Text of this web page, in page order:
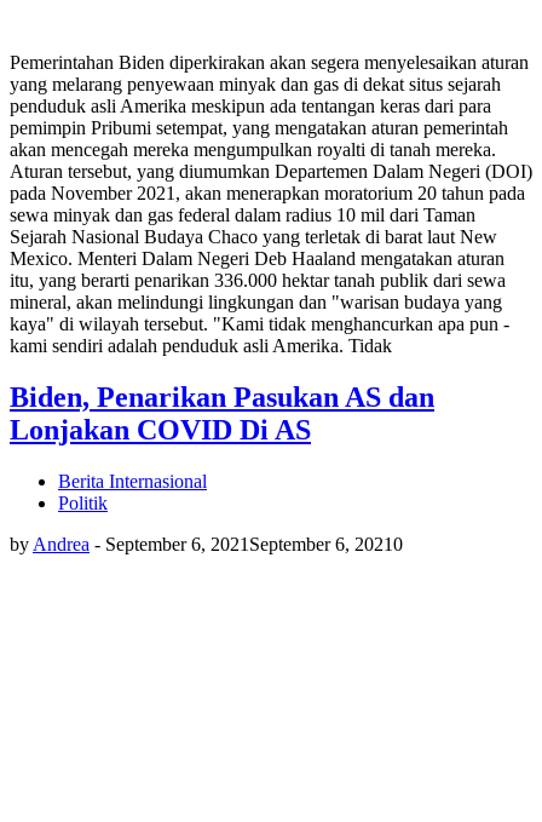
Pemerintahan Biden diperkirakan akan segera menyelesaikan aturan
yang melarang penyewaan minyak dan gas di dekat situs sejarah
penduduk asli Amerika meskipun ada tentangan keras dari para
pemimpin Pribumi setempat, yang mengatakan aturan pemerintah
akan mencegah mereka mengumpulkan royalti di tanah mereka.
Aturan tersebut, yang diumumkan Departemen Dalam Negeri (DOI)
pada November 2021, akan menerapkan moratorium 20 tahun pada
sewa minyak dan gas federal dalam radius 10 mil dari Taman
Sejarah Nasional Budaya Chaco yang terletak di barat laut New
Mexico. Menteri Dalam Negeri Deb Haaland mengatakan aturan
itu, yang berarti penarikan 336.000 hektar tanah publik dari sewa
mineral, akan melindungi lingkungan dan "warisan budaya yang
kaya" di wilayah tersebut. "Kami tidak menghancurkan apa pun -
kami sendiri adalah penduduk asli Amerika. Tidak
Biden, Penarikan Pasukan AS dan
Lonjakan COVID Di AS
Berita Internasional
Politik
by Andrea - September 6, 2021 September 6, 20210